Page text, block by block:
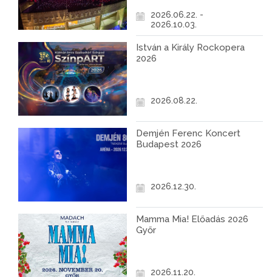
2026.06.22. -
2026.10.03.
István a Király Rockopera
2026
2026.08.22.
Demjén Ferenc Koncert
Budapest 2026
2026.12.30.
Mamma Mia! Előadás 2026
Győr
2026.11.20.